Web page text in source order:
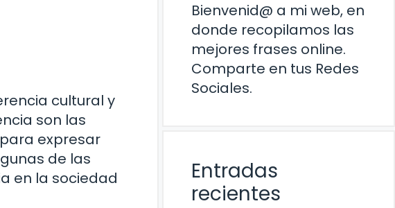
cultural y
son las
expresar
de las
en la sociedad
Bienvenid@ a mi web, en
donde recopilamos las
mejores frases online.
Comparte en tus Redes
Sociales.
Entradas
recientes